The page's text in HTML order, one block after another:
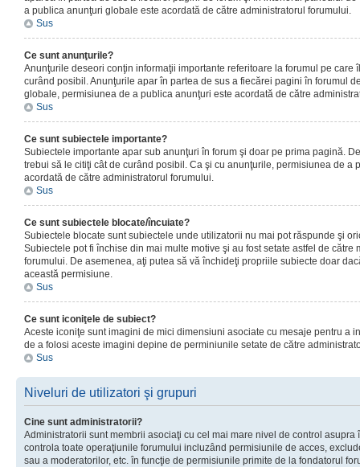
a publica anunţuri globale este acordată de către administratorul forumului.
Sus
Ce sunt anunţurile?
Anunţurile deseori conţin informaţii importante referitoare la forumul pe care
curând posibil. Anunţurile apar în partea de sus a fiecărei pagini în forumul
globale, permisiunea de a publica anunţuri este acordată de către
Sus
Ce sunt subiectele importante?
Subiectele importante apar sub anunţuri în forum şi doar pe prima pagină.
trebui să le citiţi cât de curând posibil. Ca şi cu anunţurile, permisiunea de a
acordată de către administratorul forumului.
Sus
Ce sunt subiectele blocate/încuiate?
Subiectele blocate sunt subiectele unde utilizatorii nu mai pot răspunde şi
Subiectele pot fi închise din mai multe motive şi au fost setate astfel de către
forumului. De asemenea, aţi putea să vă închideţi propriile subiecte doar
această permisiune.
Sus
Ce sunt iconiţele de subiect?
Aceste iconiţe sunt imagini de mici dimensiuni asociate cu mesaje pentru a
de a folosi aceste imagini depine de perminiunile setate de către
Sus
Niveluri de utilizatori şi grupuri
Cine sunt administratorii?
Administratorii sunt membrii asociaţi cu cel mai mare nivel de control asupra
controla toate operaţiunile forumului incluzând permisiunile de acces,
sau a moderatorilor, etc. în funcţie de permisiunile primite de la fondatorul